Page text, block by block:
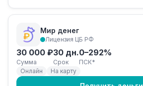
Мир денег
Лицензия ЦБ РФ
30 000 ₽
Сумма
30 дн.
Срок
0–292%
ПСК*
Онлайн
На карту